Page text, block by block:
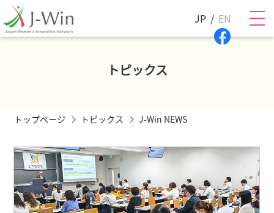
JP EN
トピックス
トップページ トピックス J-Win NEWS